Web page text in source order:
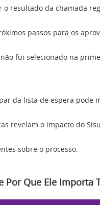
o resultado da chamada
passos para os
fui selecionado na
da lista de espera pode
revelam o impacto do
sobre o processo.
Por Que Ele Importa